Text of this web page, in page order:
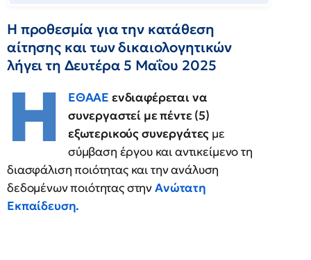
Η προθεσμία για την κατάθεση
αίτησης και των δικαιολογητικών
λήγει τη Δευτέρα 5 Μαΐου 2025
Η ΕΘΑΑΕ ενδιαφέρεται να
συνεργαστεί με πέντε (5)
εξωτερικούς συνεργάτες με
σύμβαση έργου και αντικείμενο τη
διασφάλιση ποιότητας και την ανάλυση
δεδομένων ποιότητας στηνΑνώτατη
Εκπαίδευση.